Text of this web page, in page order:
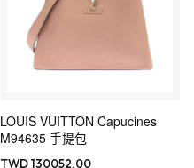
LOUIS VUITTON Capucines
M94635 手提包
TWD 130052.00